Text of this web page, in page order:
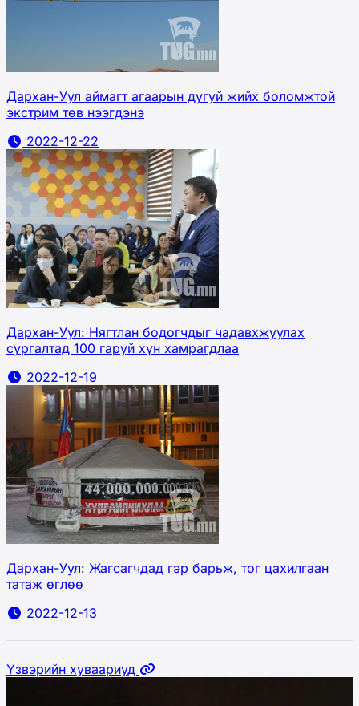
Дархан-Уул аймагт агаарын дугуй жийх боломжтой
экстрим төв нээгдэнэ
2022-12-22
Дархан-Уул: Нягтлан бодогчдыг чадавхжуулах
сургалтад 100 гаруй хүн хамрагдлаа
2022-12-19
Дархан-Уул: Жагсагчдад гэр барьж, тог цахилгаан
татаж өглөө
2022-12-13
Үзвэрийн хуваариуд